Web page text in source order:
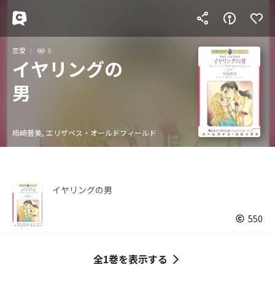
恋愛 8
イヤリングの
男
柿崎普美, エリザベス・オールドフィールド
イヤリングの男
550
全1巻を表示する